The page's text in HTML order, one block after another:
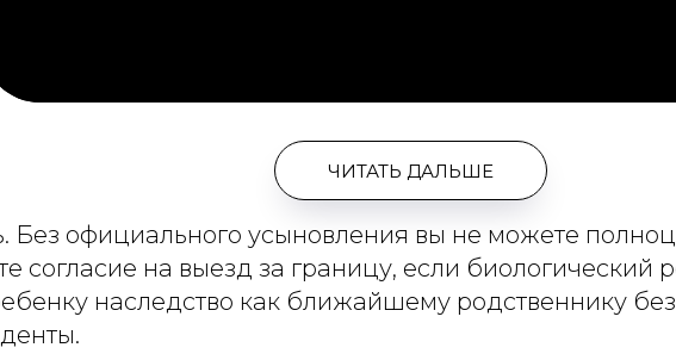
ЧИТАТЬ ДАЛЬШЕ
Без официального усыновления вы не можете
согласие на выезд за границу, если биологический
наследство как ближайшему родственнику